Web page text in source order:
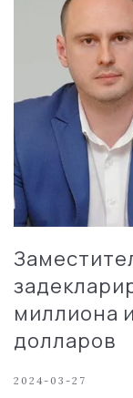
миллиона
долларов
2024-03-27